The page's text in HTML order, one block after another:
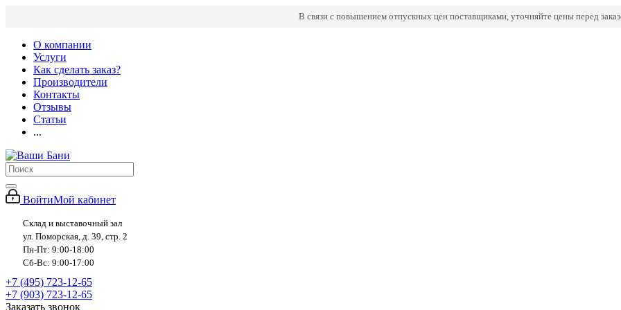
В связи с повышением отпускных цен поставщиками, уточняйте цены перед
О компании
Услуги
Как сделать заказ?
Производители
Контакты
Отзывы
Статьи
...
ВойтиМой кабинет
Склад и выставочный зал
ул. Поморская, д. 39, стр. 2
Пн-Пт: 9:00-18:00
Сб-Вс: 9:00-17:00
+7 (495) 723-12-65
+7 (903) 723-12-65
Заказать звонок